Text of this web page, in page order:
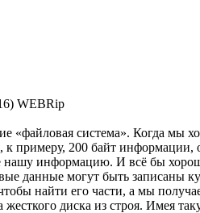
«файловая система». Когда мы
примеру, 200 байт информации,
нашу информацию. И всё бы
данные могут быть записаны
найти его части, а мы
диска из строя. Имея